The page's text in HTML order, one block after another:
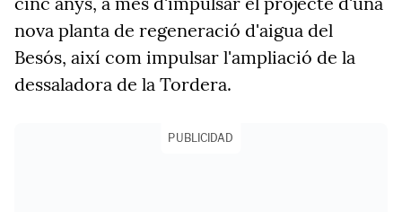
nova planta de regeneració d'aigua del
Besós, així com impulsar l'ampliació de la
dessaladora de la Tordera.
PUBLICIDAD